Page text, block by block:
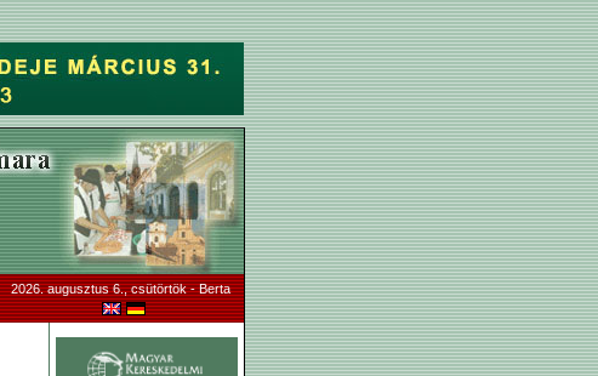
2026. augusztus 6., csütörtök - Berta